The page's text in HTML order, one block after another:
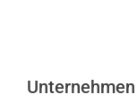
Unternehmen